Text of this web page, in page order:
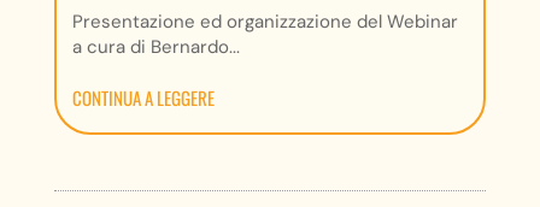
Presentazione ed organizzazione del Webinar
a cura di Bernardo...
CONTINUA A LEGGERE